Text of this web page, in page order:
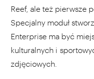
Reef, ale też pierwsze
Specjalny moduł
Enterprise ma być
kulturalnych i
zdjęciowych.